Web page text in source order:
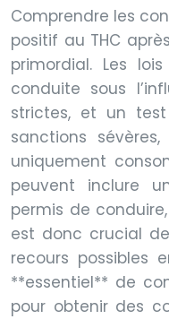
Comprendre les
positif au THC
primordial. Les
conduite sous
strictes, et un
sanctions
uniquement
peuvent inclure
permis de
est donc crucial
recours possibles
**essentiel** de
pour obtenir des